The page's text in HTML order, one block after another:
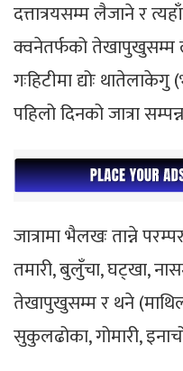
दत्तात्रयसम्म लैजाने र
क्वनेतर्फको तेखापुखुसम्म
गःहिटीमा द्योः
पहिलो दिनको जात्रा
जात्रामा भैलखः तान्ने
तमारी, बुलुँचा, घट्खा,
तेखापुखुसम्म र थने
सुकुलढोका, गोमारी,